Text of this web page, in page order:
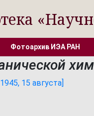
Фотоархив ИЭА РАН
15 августа]